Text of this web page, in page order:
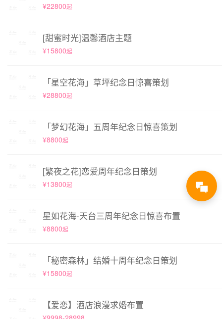
¥22800起
[甜蜜时光]温馨酒店主题
¥15800起
「星空花海」草坪纪念日惊喜策划
¥28800起
「梦幻花海」五周年纪念日惊喜策划
¥8800起
[繁夜之花]恋爱周年纪念日策划
¥13800起
星如花海-天台三周年纪念日惊喜布置
¥8800起
「秘密森林」结婚十周年纪念日策划
¥15800起
【爱恋】酒店浪漫求婚布置